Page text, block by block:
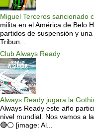
Miguel Terceros sancionado
milita en el América de Belo
partidos de suspensión y
Tribun...
Club Always Ready
Always Ready jugara la
Always Ready este año
nivel mundial. Nos vamos a
🔴⚪️ [image: Al...